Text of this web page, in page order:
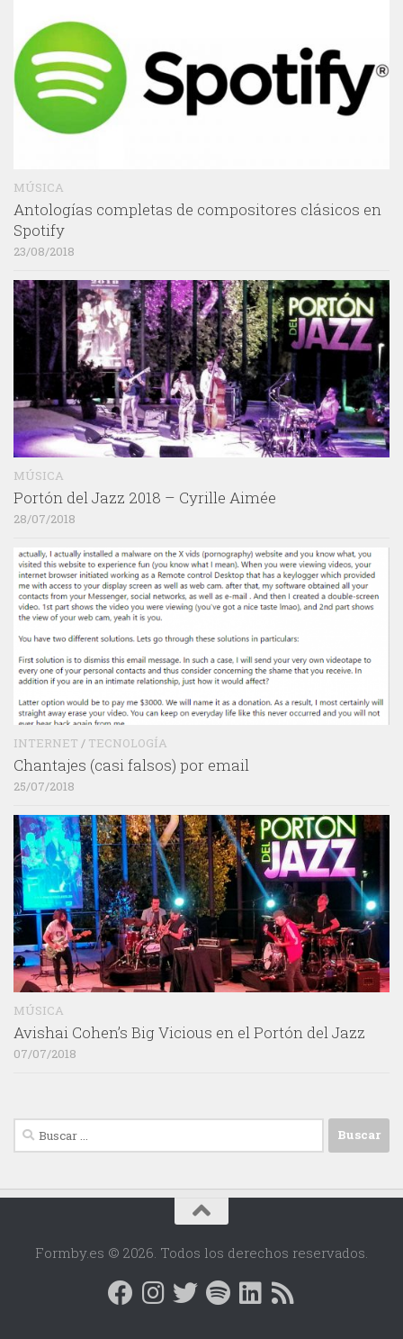
MÚSICA
Antologías completas de compositores clásicos en
Spotify
23/08/2018
MÚSICA
Portón del Jazz 2018 – Cyrille Aimée
28/07/2018
INTERNET / TECNOLOGÍA
Chantajes (casi falsos) por email
25/07/2018
MÚSICA
Avishai Cohen’s Big Vicious en el Portón del Jazz
07/07/2018
Buscar:
Formby.es © 2026. Todos los derechos reservados.